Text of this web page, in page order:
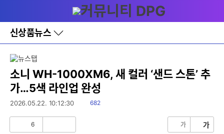
와
홈
신상품뉴스
바
로
레
이
어
창
토
소니 WH-1000XM6, 새 컬러 ‘샌드 스톤’ 추
가…5색 라인업 완성
2026.05.22. 10:12:30
읽
682
6 가 가